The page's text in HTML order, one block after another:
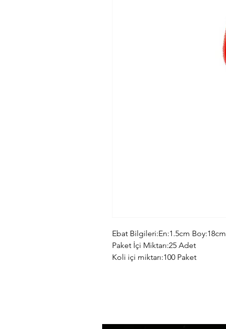
Ebat Bilgileri:En:1.5cm Boy:18cm
Paket İçi Miktarı:25 Adet
Koli içi miktarı:100 Paket